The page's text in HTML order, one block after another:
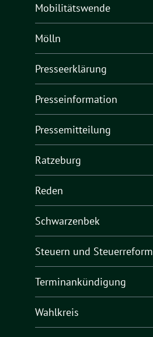
Mobilitätswende
Mölln
Presseerklärung
Presseinformation
Pressemitteilung
Ratzeburg
Reden
Schwarzenbek
Steuern und Steuerreform
Terminankündigung
Wahlkreis